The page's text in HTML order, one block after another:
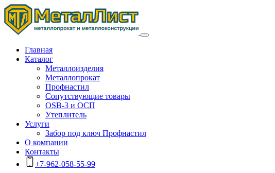
Главная
Каталог
Металлоизделия
Металлопрокат
Профнастил
Сопутствующие товары
OSB-3 и ОСП
Утеплитель
Услуги
Забор под ключ Профнастил
О компании
Контакты
+7-962-058-55-99